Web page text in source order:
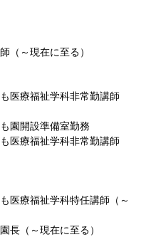
（～現在に至る）
医療福祉学科非常勤講師
園開設準備室勤務
医療福祉学科非常勤講師
医療福祉学科特任講師（～
長（～現在に至る）